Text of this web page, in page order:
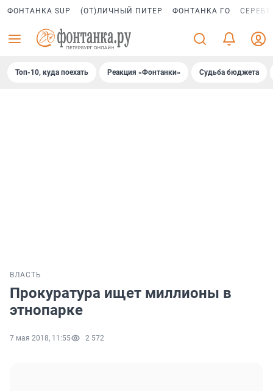
ФОНТАНКА SUP (ОТ)ЛИЧНЫЙ ПИТЕР ФОНТАНКА ГО
Топ-10, куда поехать Реакция «Фонтанки» Судьба бюджета
ВЛАСТЬ
Прокуратура ищет миллионы в
этнопарке
7 мая 2018, 11:55 2 572